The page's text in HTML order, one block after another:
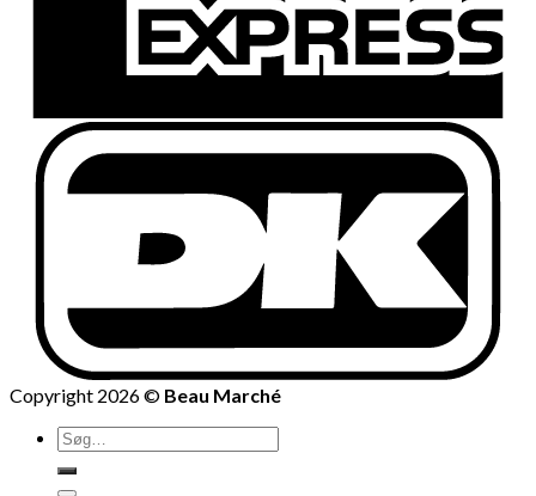
Copyright 2026 © Beau Marché
Søg
efter: